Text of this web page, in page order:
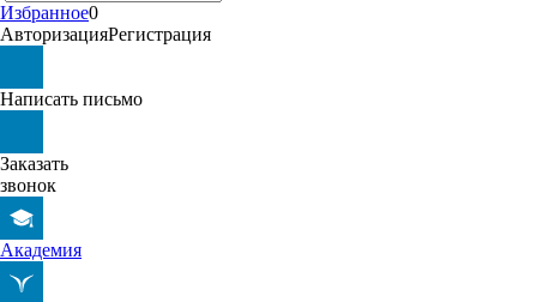
Избранное0
АвторизацияРегистрация
Написать письмо
Заказать
звонок
Академия